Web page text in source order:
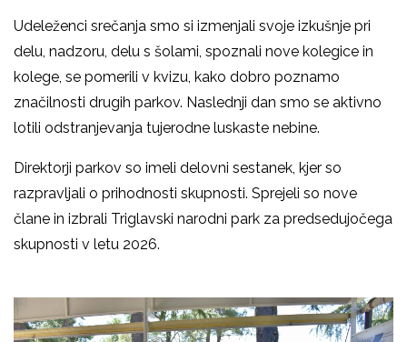
Udeleženci srečanja smo si izmenjali svoje izkušnje pri
delu, nadzoru, delu s šolami, spoznali nove kolegice in
kolege, se pomerili v kvizu, kako dobro poznamo
značilnosti drugih parkov. Naslednji dan smo se aktivno
lotili odstranjevanja tujerodne luskaste nebine.
Direktorji parkov so imeli delovni sestanek, kjer so
razpravljali o prihodnosti skupnosti. Sprejeli so nove
člane in izbrali Triglavski narodni park za predsedujočega
skupnosti v letu 2026.